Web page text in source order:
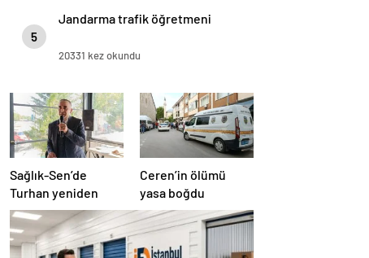
5
Jandarma trafik öğretmeni
20331 kez okundu
Sağlık-Sen’de
Turhan yeniden
Ceren’in ölümü
yasa boğdu